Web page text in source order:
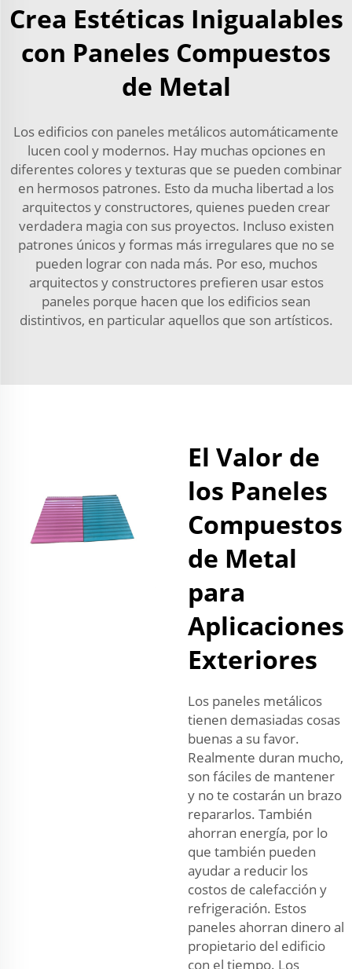
Crea Estéticas Inigualables
con Paneles Compuestos
de Metal
Los edificios con paneles metálicos automáticamente
lucen cool y modernos. Hay muchas opciones en
diferentes colores y texturas que se pueden combinar
en hermosos patrones. Esto da mucha libertad a los
arquitectos y constructores, quienes pueden crear
verdadera magia con sus proyectos. Incluso existen
patrones únicos y formas más irregulares que no se
pueden lograr con nada más. Por eso, muchos
arquitectos y constructores prefieren usar estos
paneles porque hacen que los edificios sean
distintivos, en particular aquellos que son artísticos.
El Valor de
los Paneles
Compuestos
de Metal
para
Aplicaciones
Exteriores
Los paneles metálicos
tienen demasiadas cosas
buenas a su favor.
Realmente duran mucho,
son fáciles de mantener
y no te costarán un brazo
repararlos. También
ahorran energía, por lo
que también pueden
ayudar a reducir los
costos de calefacción y
refrigeración. Estos
paneles ahorran dinero al
propietario del edificio
con el tiempo. Los